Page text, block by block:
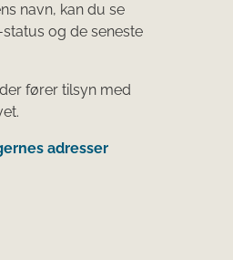
navn, kan du se
og de seneste
fører tilsyn med
adresser